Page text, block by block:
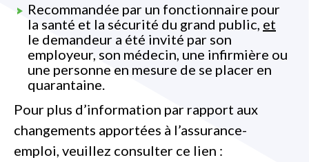
Recommandée par un fonctionnaire pour
la santé et la sécurité du grand public, et
le demandeur a été invité par son
employeur, son médecin, une infirmière ou
une personne en mesure de se placer en
quarantaine.
Pour plus d’information par rapport aux
changements apportées à l’assurance-
emploi, veuillez consulter ce lien :